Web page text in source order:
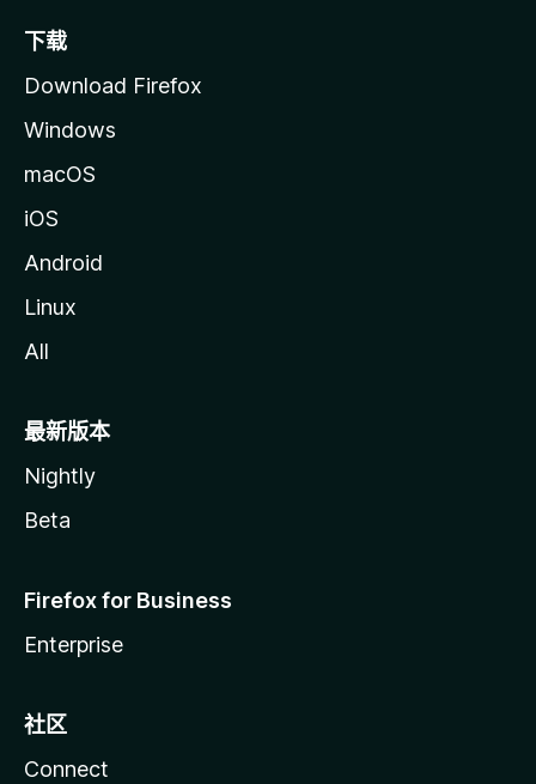
下载
Download Firefox
Windows
macOS
iOS
Android
Linux
All
最新版本
Nightly
Beta
Firefox for Business
Enterprise
社区
Connect